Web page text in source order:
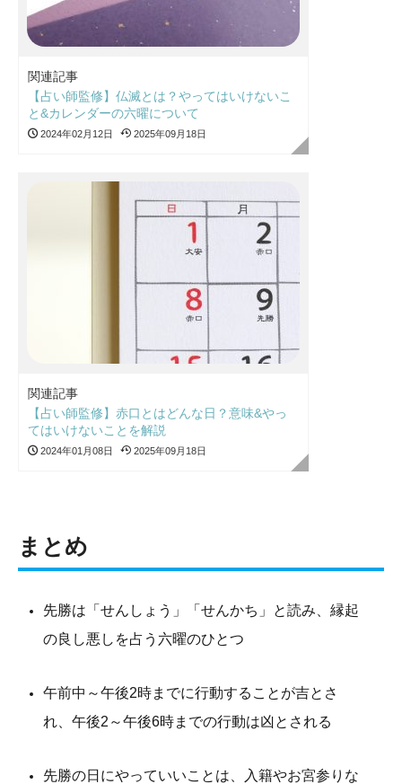
関連記事
【占い師監修】仏滅とは？やってはいけないこ
と&カレンダーの六曜について
2024年02月12日 2025年09月18日
関連記事
【占い師監修】赤口とはどんな日？意味&やっ
てはいけないことを解説
2024年01月08日 2025年09月18日
まとめ
先勝は「せんしょう」「せんかち」と読み、縁起
の良し悪しを占う六曜のひとつ
午前中～午後2時までに行動することが吉とさ
れ、午後2～午後6時までの行動は凶とされる
先勝の日にやっていいことは、入籍やお宮参りな